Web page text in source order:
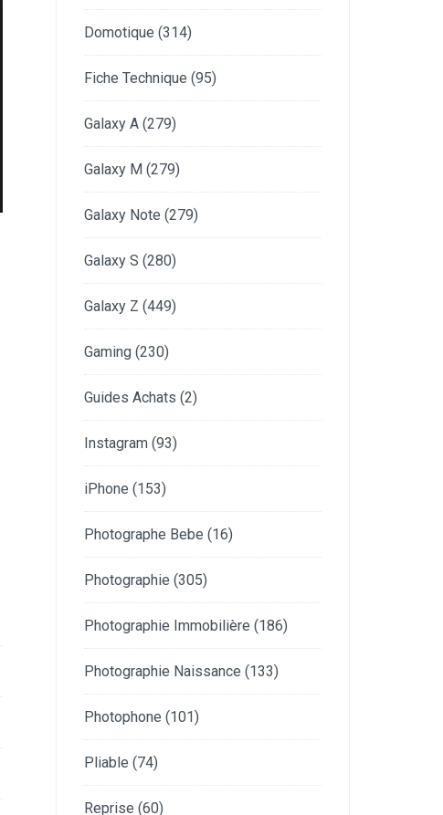
Domotique (314)
Fiche Technique (95)
Galaxy A (279)
Galaxy M (279)
Galaxy Note (279)
Galaxy S (280)
Galaxy Z (449)
Gaming (230)
Guides Achats (2)
Instagram (93)
iPhone (153)
Photographe Bebe (16)
Photographie (305)
Photographie Immobilière (186)
Photographie Naissance (133)
Photophone (101)
Pliable (74)
Reprise (60)